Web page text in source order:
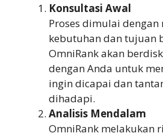
Konsultasi Awal
Proses dimulai dengan
kebutuhan dan tujuan
OmniRank akan
dengan Anda untuk
ingin dicapai dan
dihadapi.
Analisis Mendalam
OmniRank melakukan